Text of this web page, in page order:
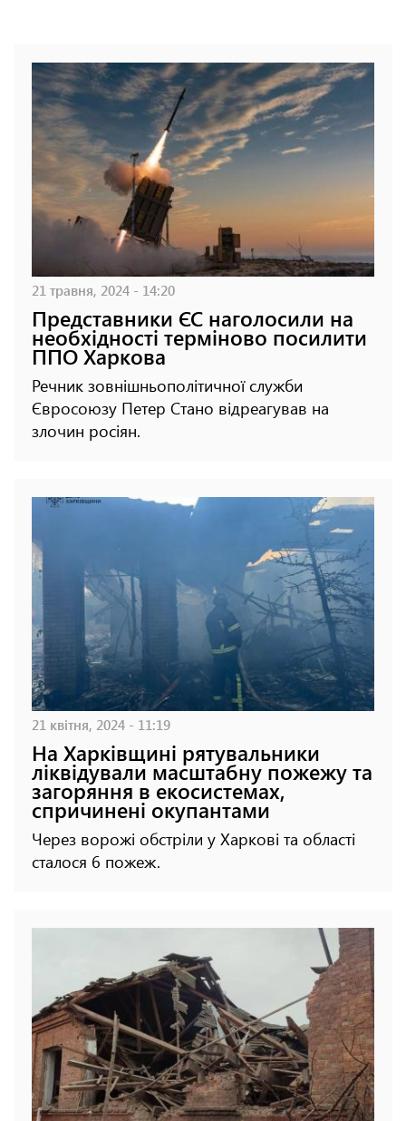
21 травня, 2024 - 14:20
Представники ЄС наголосили на
необхідності терміново посилити
ППО Харкова
Речник зовнішньополітичної служби
Євросоюзу Петер Стано відреагував на
злочин росіян.
21 квітня, 2024 - 11:19
На Харківщині рятувальники
ліквідували масштабну пожежу та
загоряння в екосистемах,
спричинені окупантами
Через ворожі обстріли у Харкові та області
сталося 6 пожеж.